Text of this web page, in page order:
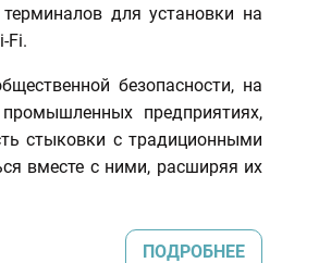
для установки на
Fi.
безопасности, на
предприятиях,
стыковки с традиционными
вместе с ними, расширяя их
ПОДРОБНЕЕ